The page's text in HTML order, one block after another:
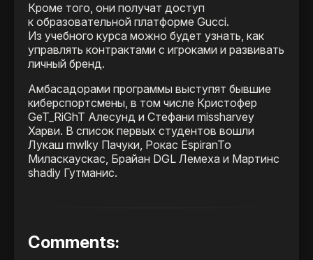
Кроме того, они получат доступ
к образовательной платформе Gucci.
Из учебного курса можно будет узнать, как
управлять контрактами с игроками и развивать
личный бренд.
Амбасадорами программы выступят бывшие
киберспортсмены, в том числе Кристофер
GeT_RiGhT Алесунд и Стефани missharvey
Харви. В список первых студентов вошли
Лукаш mwlky Пачуки, Рокас EspiranTo
Миласкаускас, Брайан DGL Лемеха и Мартинс
shadiy Гутманис.
Comments: